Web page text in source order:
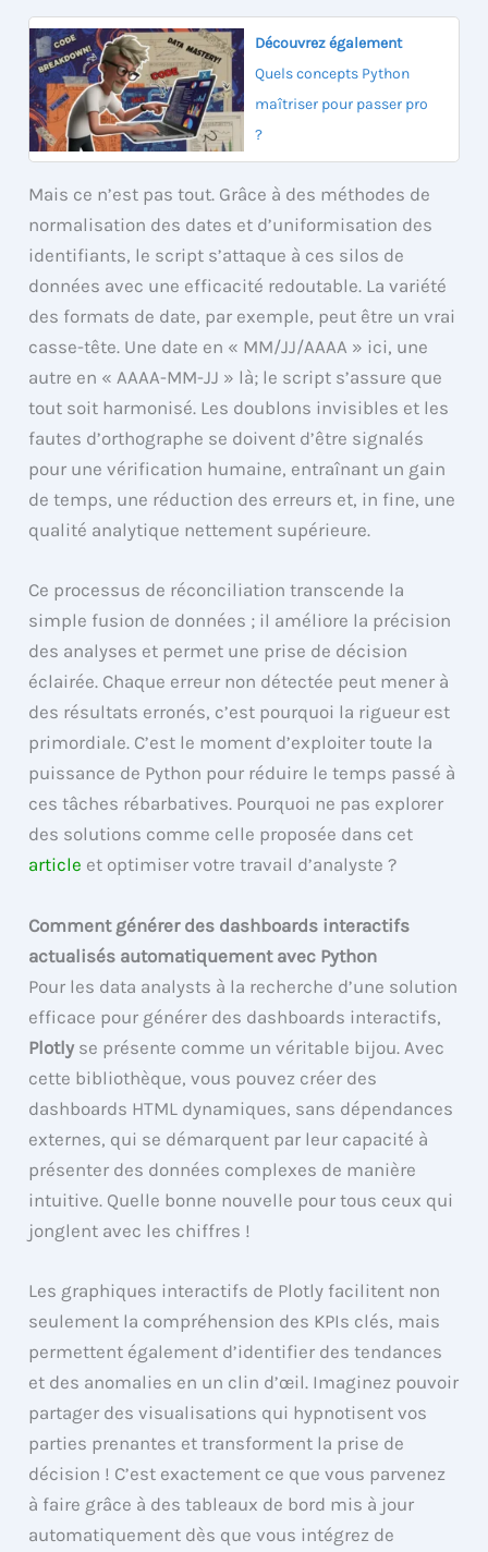
Découvrez également
Quels concepts Python
maîtriser pour passer pro
?
Mais ce n’est pas tout. Grâce à des méthodes de
normalisation des dates et d’uniformisation des
identifiants, le script s’attaque à ces silos de
données avec une efficacité redoutable. La variété
des formats de date, par exemple, peut être un vrai
casse-tête. Une date en « MM/JJ/AAAA » ici, une
autre en « AAAA-MM-JJ » là; le script s’assure que
tout soit harmonisé. Les doublons invisibles et les
fautes d’orthographe se doivent d’être signalés
pour une vérification humaine, entraînant un gain
de temps, une réduction des erreurs et, in fine, une
qualité analytique nettement supérieure.
Ce processus de réconciliation transcende la
simple fusion de données ; il améliore la précision
des analyses et permet une prise de décision
éclairée. Chaque erreur non détectée peut mener à
des résultats erronés, c’est pourquoi la rigueur est
primordiale. C’est le moment d’exploiter toute la
puissance de Python pour réduire le temps passé à
ces tâches rébarbatives. Pourquoi ne pas explorer
des solutions comme celle proposée dans cet
article et optimiser votre travail d’analyste ?
Comment générer des dashboards interactifs
actualisés automatiquement avec Python
Pour les data analysts à la recherche d’une solution
efficace pour générer des dashboards interactifs,
Plotlyse présente comme un véritable bijou. Avec
cette bibliothèque, vous pouvez créer des
dashboards HTML dynamiques, sans dépendances
externes, qui se démarquent par leur capacité à
présenter des données complexes de manière
intuitive. Quelle bonne nouvelle pour tous ceux qui
jonglent avec les chiffres !
Les graphiques interactifs de Plotly facilitent non
seulement la compréhension des KPIs clés, mais
permettent également d’identifier des tendances
et des anomalies en un clin d’œil. Imaginez pouvoir
partager des visualisations qui hypnotisent vos
parties prenantes et transforment la prise de
décision ! C’est exactement ce que vous parvenez
à faire grâce à des tableaux de bord mis à jour
automatiquement dès que vous intégrez de